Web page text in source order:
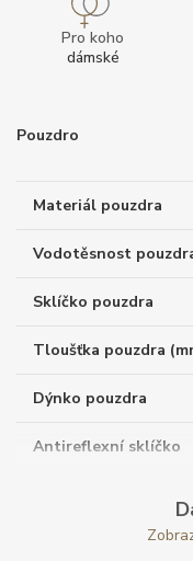
Pro koho
dámské
Pouzdro
Materiál pouzdra
Vodotěsnost
Sklíčko pouzdra
Tloušťka pouzdra
Dýnko pouzdra
Antireflexní sklíčko
Průměr pouzdra (mm)